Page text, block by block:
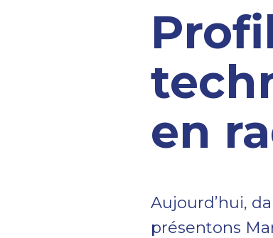
en
Aujourd’hui,
présentons